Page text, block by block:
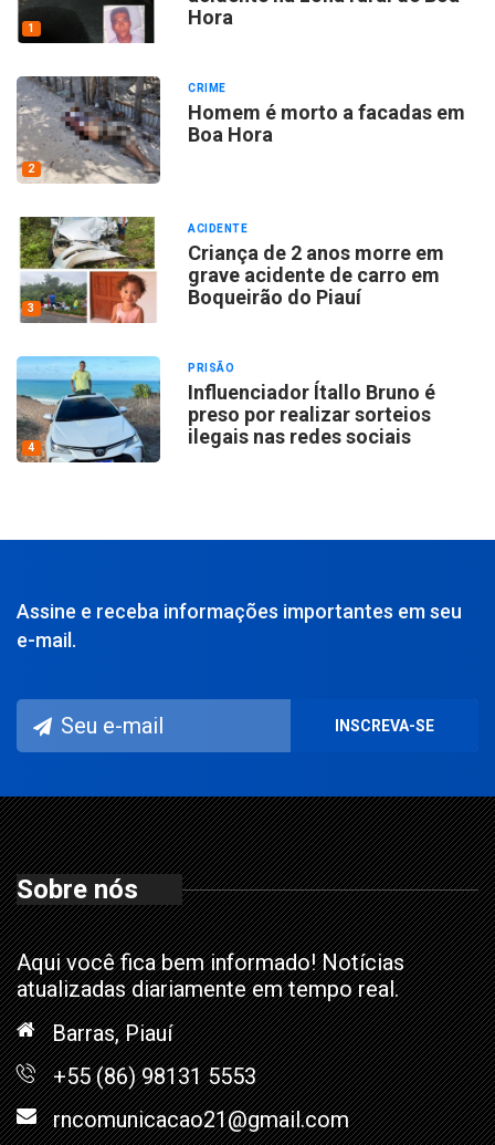
1
Hora
2
CRIME
Homem é morto a facadas em
Boa Hora
3
ACIDENTE
Criança de 2 anos morre em
grave acidente de carro em
Boqueirão do Piauí
4
PRISÃO
Influenciador Ítallo Bruno é
preso por realizar sorteios
ilegais nas redes sociais
Assine e receba informações importantes em seu
e-mail.
Sobre nós
Aqui você fica bem informado! Notícias
atualizadas diariamente em tempo real.
Barras, Piauí
+55 (86) 98131 5553
rncomunicacao21@gmail.com